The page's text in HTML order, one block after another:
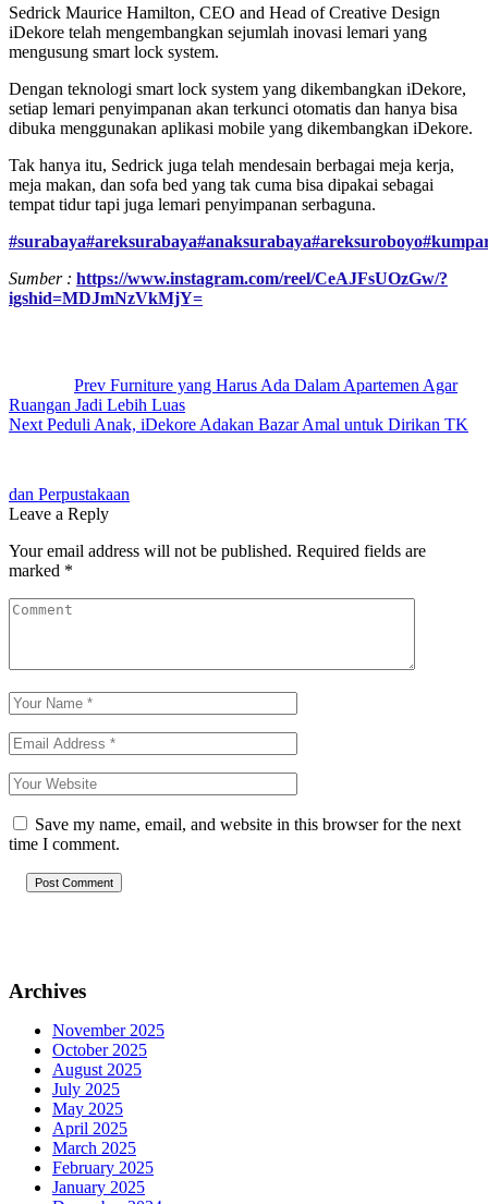
Sedrick Maurice Hamilton, CEO and Head of Creative Design
iDekore telah mengembangkan sejumlah inovasi lemari yang
mengusung smart lock system.
Dengan teknologi smart lock system yang dikembangkan iDekore,
setiap lemari penyimpanan akan terkunci otomatis dan hanya bisa
dibuka menggunakan aplikasi mobile yang dikembangkan iDekore.
Tak hanya itu, Sedrick juga telah mendesain berbagai meja kerja,
meja makan, dan sofa bed yang tak cuma bisa dipakai sebagai
tempat tidur tapi juga lemari penyimpanan serbaguna.
#surabaya#areksurabaya#anaksurabaya#areksuroboyo
Sumber : https://www.instagram.com/reel/CeAJFsUOzGw/?
igshid=MDJmNzVkMjY=
Prev Furniture yang Harus Ada Dalam Apartemen Agar
Ruangan Jadi Lebih Luas
Next Peduli Anak, iDekore Adakan Bazar Amal untuk Dirikan TK
dan Perpustakaan
Leave a Reply
Your email address will not be published. Required fields are
marked *
Save my name, email, and website in this browser for the next
time I comment.
Post Comment
Archives
November 2025
October 2025
August 2025
July 2025
May 2025
April 2025
March 2025
February 2025
January 2025